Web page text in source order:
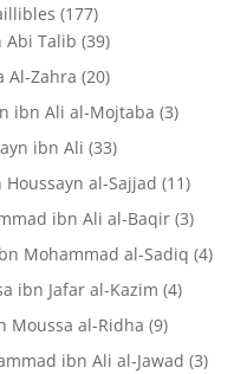
(177)
Abi Talib (39)
Al-Zahra (20)
ibn Ali al-Mojtaba (3)
ibn Ali (33)
Houssayn al-Sajjad (11)
ibn Ali al-Baqir (3)
Mohammad al-Sadiq (4)
ibn Jafar al-Kazim (4)
Moussa al-Ridha (9)
ibn Ali al-Jawad (3)